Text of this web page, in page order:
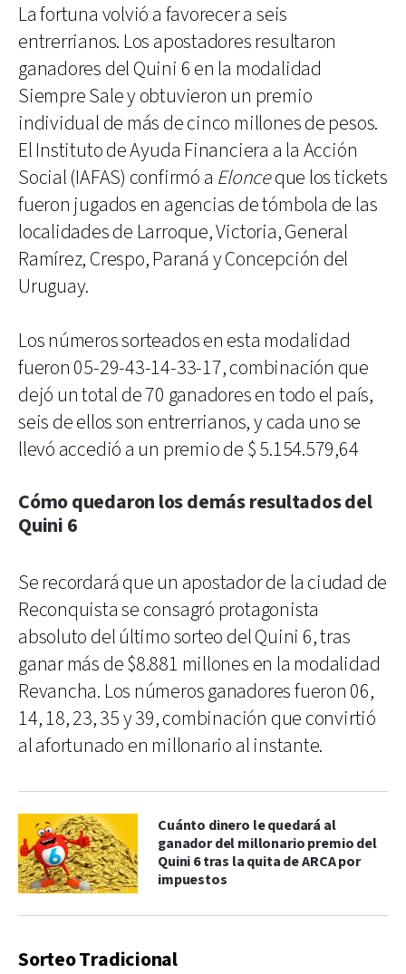
La fortuna volvió a favorecer a seis
entrerrianos. Los apostadores resultaron
ganadores del Quini 6 en la modalidad
Siempre Sale y obtuvieron un premio
individual de más de cinco millones de pesos.
El Instituto de Ayuda Financiera a la Acción
Social (IAFAS) confirmó a Elonceque los tickets
fueron jugados en agencias de tómbola de las
localidades de Larroque, Victoria, General
Ramírez, Crespo, Paraná y Concepción del
Uruguay.
Los números sorteados en esta modalidad
fueron 05-29-43-14-33-17, combinación que
dejó un total de 70 ganadores en todo el país,
seis de ellos son entrerrianos, y cada uno se
llevó accedió a un premio de $ 5.154.579,64
Cómo quedaron los demás resultados del
Quini 6
Se recordará que un apostador de la ciudad de
Reconquista se consagró protagonista
absoluto del último sorteo del Quini 6, tras
ganar más de $8.881 millones en la modalidad
Revancha. Los números ganadores fueron 06,
14, 18, 23, 35 y 39, combinación que convirtió
al afortunado en millonario al instante.
Cuánto dinero le quedará al
ganador del millonario premio del
Quini 6 tras la quita de ARCA por
impuestos
Sorteo Tradicional